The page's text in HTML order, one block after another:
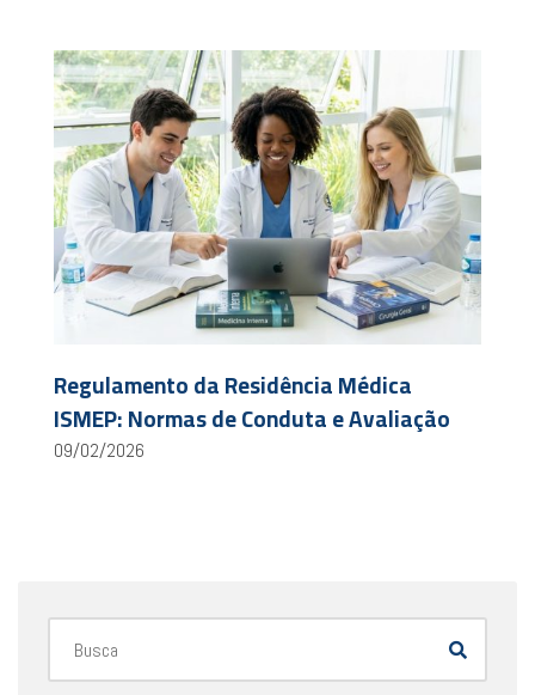
Regulamento da Residência Médica
ISMEP: Normas de Conduta e Avaliação
09/02/2026